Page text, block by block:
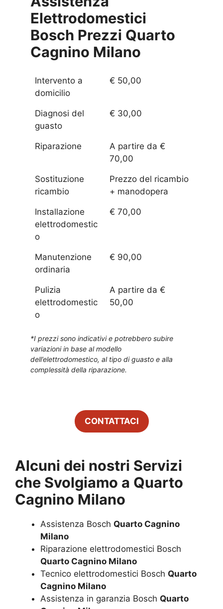
Elettrodomestici
Bosch Prezzi Quarto
Cagnino Milano
Intervento a
domicilio
€ 50,00
Diagnosi del
guasto
€ 30,00
Riparazione
A partire da €
70,00
Sostituzione
ricambio
Prezzo del ricambio
+ manodopera
Installazione
elettrodomestic
o
€ 70,00
Manutenzione
ordinaria
€ 90,00
Pulizia
elettrodomestic
o
A partire da €
50,00
*I prezzi sono indicativi e potrebbero subire
variazioni in base al modello
dell’elettrodomestico, al tipo di guasto e alla
complessità della riparazione.
CONTATTACI
Alcuni dei nostri Servizi
che Svolgiamo a Quarto
Cagnino Milano
Assistenza Bosch Quarto Cagnino
Milano
Riparazione elettrodomestici Bosch
Quarto Cagnino Milano
Tecnico elettrodomestici Bosch Quarto
Cagnino Milano
Assistenza in garanzia Bosch Quarto